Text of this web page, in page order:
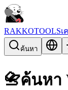
RAKKOTOOLSเ
ค้นหา
📇ค้นหา